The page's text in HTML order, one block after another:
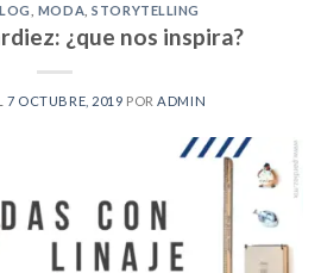
MODA ,STORYTELLING
¿que nos inspira?
7 OCTUBRE, 2019 PORADMIN